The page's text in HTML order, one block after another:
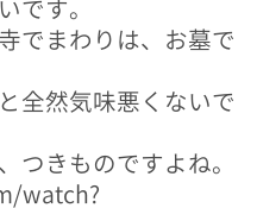
です。
でまわりは、お墓で
全然気味悪くないで
つきものですよね。
watch?